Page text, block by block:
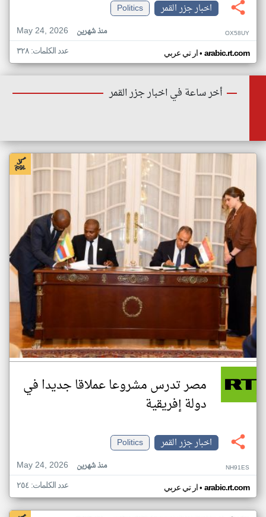
اخبار جزر القمر
Politics
May 24, 2026
منذ شهرين OX58UY
ار تي عربي• arabic.rt.com عدد الكلمات: ٣٢٨
أخر ساعة في اخبار جزر القمر
مصر تدرس مشروعا عملاقا جديدا في
دولة إفريقية
اخبار جزر القمر
Politics
May 24, 2026
منذ شهرين NH91ES
ار تي عربي• arabic.rt.com عدد الكلمات: ٢٥٤